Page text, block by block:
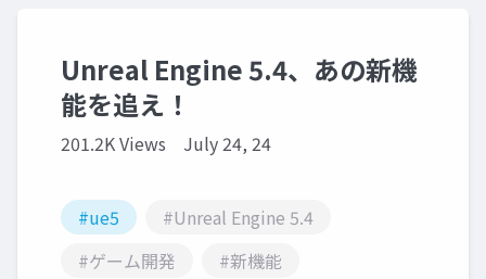
Unreal Engine 5.4、あの新機
能を追え！
201.2K Views July 24, 24
#ue5
#Unreal Engine 5.4
#ゲーム開発
#新機能